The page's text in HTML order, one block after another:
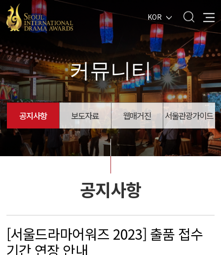
KOR
커뮤니티
공지사항 보도자료 웹매거진 서울관광가이드
공지사항
[서울드라마어워즈 2023] 출품 접수
기간 연장 안내